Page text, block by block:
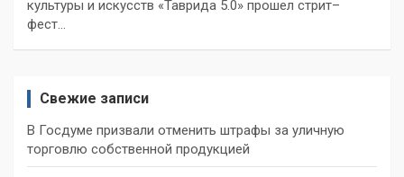
культуры и искусств «Таврида 5.0» прошел стрит–
фест…
Свежие записи
В Госдуме призвали отменить штрафы за уличную
торговлю собственной продукцией